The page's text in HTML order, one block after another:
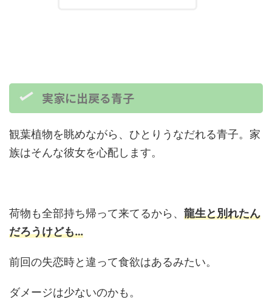
実家に出戻る青子
観葉植物を眺めながら、ひとりうなだれる青子。家
族はそんな彼女を心配します。
荷物も全部持ち帰って来てるから、 龍生と別れたん
だろうけども…
前回の失恋時と違って食欲はあるみたい。
ダメージは少ないのかも。